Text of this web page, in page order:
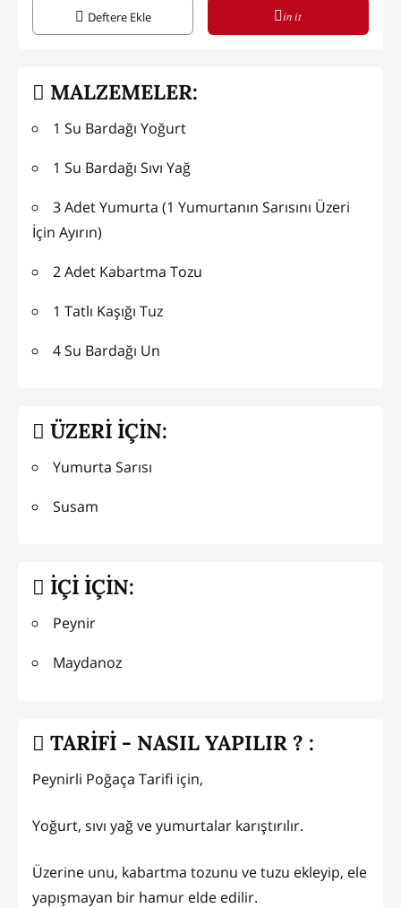
Deftere Ekle in it
MALZEMELER:
1 Su Bardağı Yoğurt
1 Su Bardağı Sıvı Yağ
3 Adet Yumurta (1 Yumurtanın Sarısını Üzeri
İçin Ayırın)
2 Adet Kabartma Tozu
1 Tatlı Kaşığı Tuz
4 Su Bardağı Un
ÜZERİ İÇİN:
Yumurta Sarısı
Susam
İÇİ İÇİN:
Peynir
Maydanoz
TARİFİ - NASIL YAPILIR ? :
Peynirli Poğaça Tarifi için,
Yoğurt, sıvı yağ ve yumurtalar karıştırılır.
Üzerine unu, kabartma tozunu ve tuzu ekleyip, ele
yapışmayan bir hamur elde edilir.